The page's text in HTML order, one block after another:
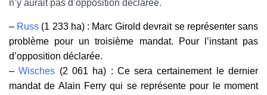
n’y aurait pas d’opposition déclarée.
– Russ (1 233 ha) : Marc Girold devrait se représenter sans
problème pour un troisième mandat. Pour l’instant pas
d’opposition déclarée.
–Wisches (2 061 ha) : Ce sera certainement le dernier
mandat de Alain Ferry qui se représente pour le moment